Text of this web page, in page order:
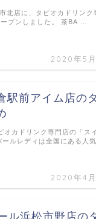
2020年5
北店に、タピオカドリンク
プンしました。 茶BA …
駅前アイム店の
2020年4
カドリンク専門店の「ス
ルレディは全国にある人